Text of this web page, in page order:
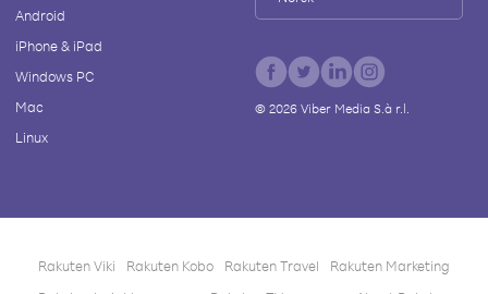
Android
iPhone & iPad
Windows PC
Mac
Linux
© 2026Viber Media S.à r.l.
Rakuten Viki Rakuten Kobo Rakuten Travel
Rakuten Marketing